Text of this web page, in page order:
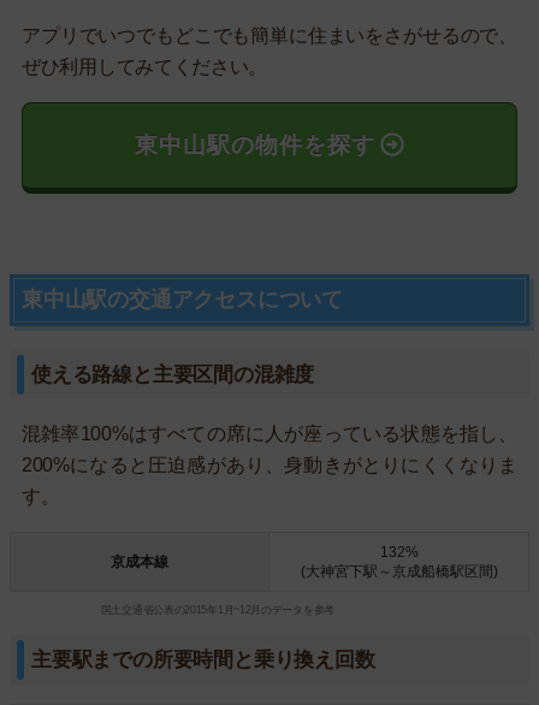
アプリでいつでもどこでも簡単に住まいをさがせるので、
ぜひ利用してみてください。
東中山駅の物件を探す
東中山駅の交通アクセスについて
使える路線と主要区間の混雑度
混雑率100%はすべての席に人が座っている状態を指し、
200%になると圧迫感があり、身動きがとりにくくなりま
す。
京成本線
132%
(大神宮下駅～京成船橋駅区間)
国土交通省公表の2015年1月~12月のデータを参考
主要駅までの所要時間と乗り換え回数